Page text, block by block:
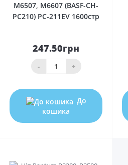
M6507, M6607 (BASF-CH-
PC210) PC-211EV 1600стр
247.50грн
- +
До
кошика